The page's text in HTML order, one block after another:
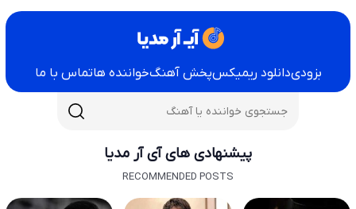
بزودیدانلود ریمیکسپخش آهنگخواننده هاتماس با ما
پیشنهادی های آی آر مدیا
RECOMMENDED POSTS